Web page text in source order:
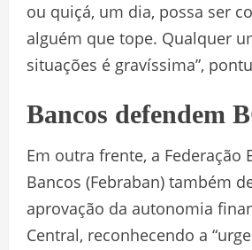
ou quiçá, um dia, possa ser
alguém que tope. Qualquer
situações é gravíssima”,
Bancos defendem
Em outra frente, a Federação
Bancos (Febraban) também
aprovação da autonomia
Central, reconhecendo a